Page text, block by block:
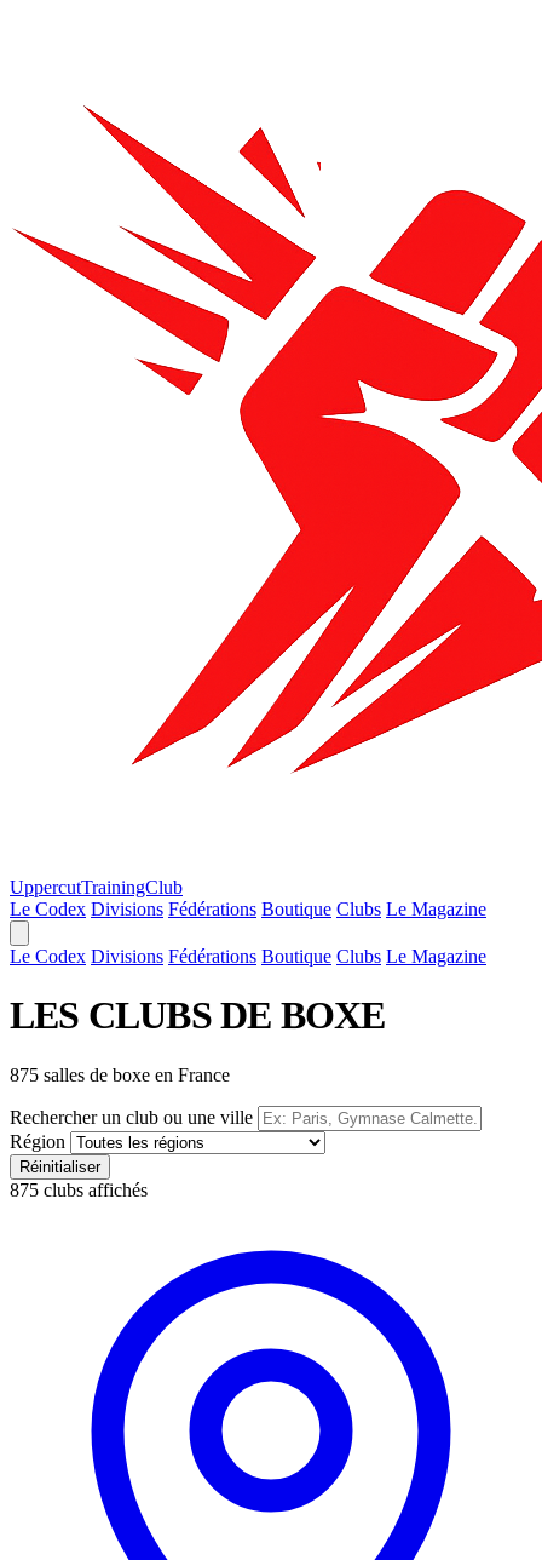
UppercutTrainingClub
Le Codex Divisions Fédérations Boutique Clubs Le Magazine
Le Codex Divisions Fédérations Boutique Clubs Le Magazine
LES CLUBSDE BOXE
875 salles de boxe en France
Rechercher un club ou une ville
Région
Réinitialiser
875 clubs affichés